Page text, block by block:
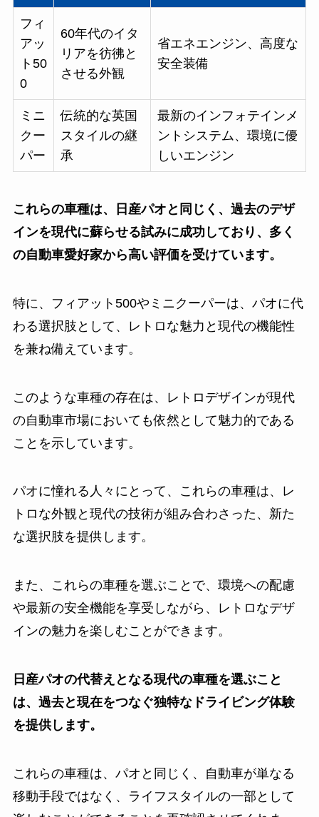
フィ
アッ
ト50
0
60年代のイタ
リアを彷彿と
させる外観
省エネエンジン、高度な
安全装備
ミニ
クー
パー
伝統的な英国
スタイルの継
承
最新のインフォテインメ
ントシステム、環境に優
しいエンジン
これらの車種は、日産パオと同じく、過去のデザ
インを現代に蘇らせる試みに成功しており、多く
の自動車愛好家から高い評価を受けています。
特に、フィアット500やミニクーパーは、パオに代
わる選択肢として、レトロな魅力と現代の機能性
を兼ね備えています。
このような車種の存在は、レトロデザインが現代
の自動車市場においても依然として魅力的である
ことを示しています。
パオに憧れる人々にとって、これらの車種は、レ
トロな外観と現代の技術が組み合わさった、新た
な選択肢を提供します。
また、これらの車種を選ぶことで、環境への配慮
や最新の安全機能を享受しながら、レトロなデザ
インの魅力を楽しむことができます。
日産パオの代替えとなる現代の車種を選ぶこと
は、過去と現在をつなぐ独特なドライビング体験
を提供します。
これらの車種は、パオと同じく、自動車が単なる
移動手段ではなく、ライフスタイルの一部として